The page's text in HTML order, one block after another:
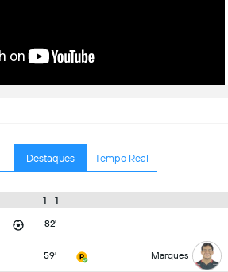
Destaques Tempo Real
1 - 1
82'
59' Marques